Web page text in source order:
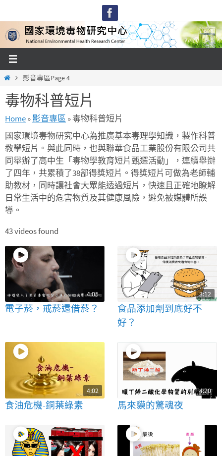
content
Home影音專區Page 4
毒物科普短片
Home»影音專區 »毒物科普短片
國家環境毒物研究中心為推廣基本毒理學知識，製作科普
教學短片。與此同時，也與聯華食品工業股份有限公司共
同舉辦了高中生「毒物學教育短片甄選活動」，連續舉辦
了四年，共累積了38部得獎短片。得獎短片可做為老師輔
助教材，同時讓社會大眾能透過短片，快速且正確地瞭解
日常生活中的危害物質及其健康風險，避免被媒體所誤
導。
43 videos found
4:05
電子菸，戒菸還借菸？
3:12
食品添加劑到底好不
好？
4:02
食油危機-銅葉綠素
4:20
馬來貘的驚魂夜